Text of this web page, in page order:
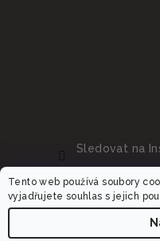
Tento web používá soubory
vyjadřujete souhlas s jejich
Sledovat na